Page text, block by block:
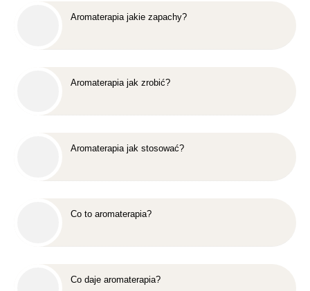
Aromaterapia jakie zapachy?
Aromaterapia jak zrobić?
Aromaterapia jak stosować?
Co to aromaterapia?
Co daje aromaterapia?